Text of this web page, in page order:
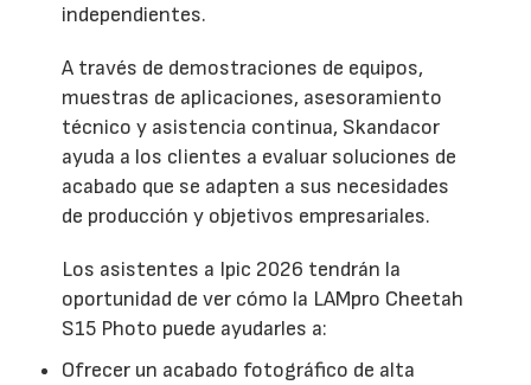
independientes.
A través de demostraciones de equipos,
muestras de aplicaciones, asesoramiento
técnico y asistencia continua, Skandacor
ayuda a los clientes a evaluar soluciones de
acabado que se adapten a sus necesidades
de producción y objetivos empresariales.
Los asistentes a Ipic 2026 tendrán la
oportunidad de ver cómo la LAMpro Cheetah
S15 Photo puede ayudarles a:
Ofrecer un acabado fotográfico de alta